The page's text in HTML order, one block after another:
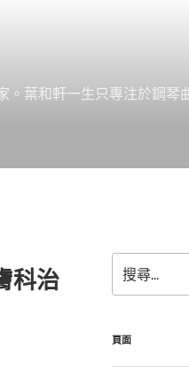
葉和軒一生只專注於鋼琴
科治
尋
關
字:
頁面